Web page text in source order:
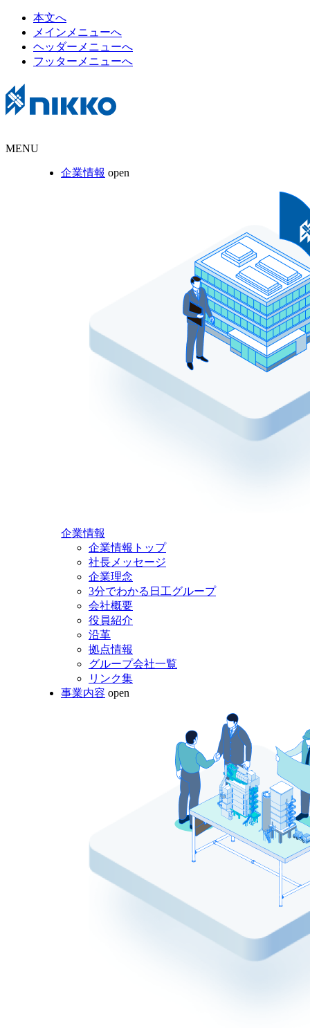
本文へ
メインメニューへ
ヘッダーメニューへ
フッターメニューへ
MENU
企業情報 open
企業情報
企業情報トップ
社長メッセージ
企業理念
3分でわかる日工グループ
会社概要
役員紹介
沿革
拠点情報
グループ会社一覧
リンク集
事業内容 open